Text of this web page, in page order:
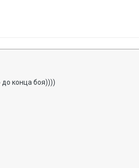
конца боя))))